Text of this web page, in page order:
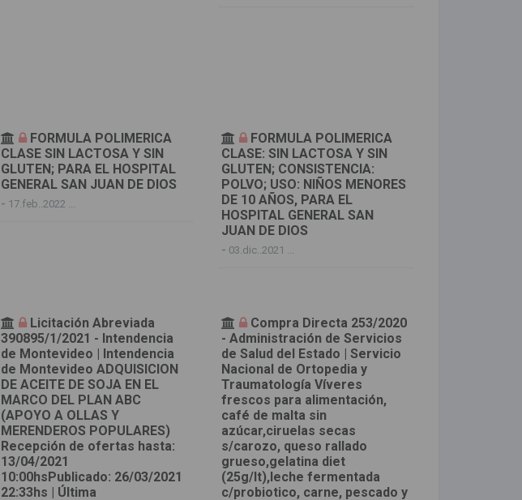
FORMULA POLIMERICA
CLASE SIN LACTOSA Y SIN
GLUTEN; PARA EL HOSPITAL
GENERAL SAN JUAN DE DIOS
- 17.feb..2022 ...
FORMULA POLIMERICA
CLASE: SIN LACTOSA Y SIN
GLUTEN; CONSISTENCIA:
POLVO; USO: NIÑOS MENORES
DE 10 AÑOS, PARA EL
HOSPITAL GENERAL SAN
JUAN DE DIOS
- 03.dic..2021 ...
Licitación Abreviada
390895/1/2021 - Intendencia
de Montevideo | Intendencia
de Montevideo ADQUISICION
DE ACEITE DE SOJA EN EL
MARCO DEL PLAN ABC
(APOYO A OLLAS Y
MERENDEROS POPULARES)
Recepción de ofertas hasta:
13/04/2021
10:00hsPublicado: 26/03/2021
22:33hs | Última
Compra Directa 253/2020
- Administración de Servicios
de Salud del Estado | Servicio
Nacional de Ortopedia y
Traumatología Víveres
frescos para alimentación,
café de malta sin
azúcar,ciruelas secas
s/carozo, queso rallado
grueso,gelatina diet
(25g/lt),leche fermentada
c/probiotico, carne, pescado y